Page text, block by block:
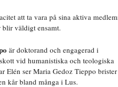
att ta vara på sina aktiva
väldigt ensamt.
är doktorand och engagerad i
vid humanistiska och teologiska
Elén ser Maria Gedoz Tieppo
kår bland många i Lus.